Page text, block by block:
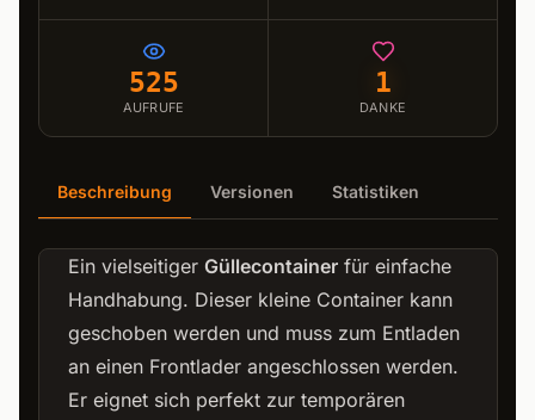
525
AUFRUFE
1
DANKE
Beschreibung Versionen Statistiken
Ein vielseitiger Güllecontainer für einfache
Handhabung. Dieser kleine Container kann
geschoben werden und muss zum Entladen
an einen Frontlader angeschlossen werden.
Er eignet sich perfekt zur temporären